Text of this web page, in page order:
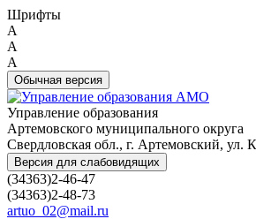
Шрифты
A
A
A
Обычная версия
Управление образования
Артемовского муниципального округа
Свердловская обл., г. Артемовский, ул.
Версия для слабовидящих
(34363)2-46-47
(34363)2-48-73
artuo_02@mail.ru